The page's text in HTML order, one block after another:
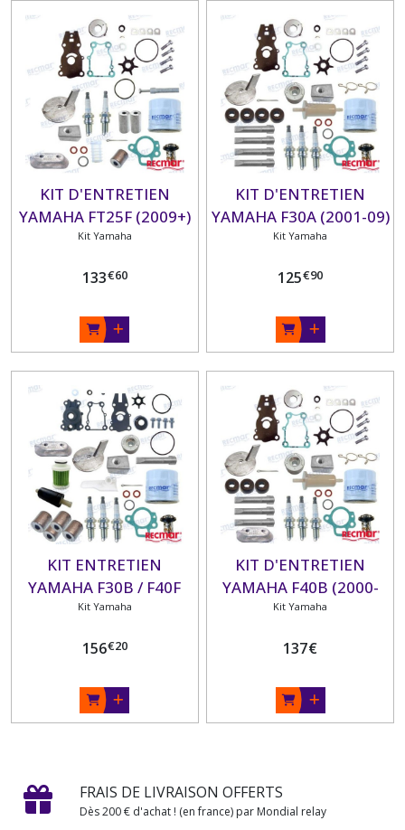
KIT D'ENTRETIEN
YAMAHA FT25F (2009+)
Kit Yamaha
133€60
KIT D'ENTRETIEN
YAMAHA F30A (2001-09)
Kit Yamaha
125€90
KIT ENTRETIEN
YAMAHA F30B / F40F
(2009+)
Kit Yamaha
156€20
KIT D'ENTRETIEN
YAMAHA F40B (2000-
09)
Kit Yamaha
137€
FRAIS DE LIVRAISON OFFERTS
Dès 200 € d'achat ! (en france) par Mondial relay